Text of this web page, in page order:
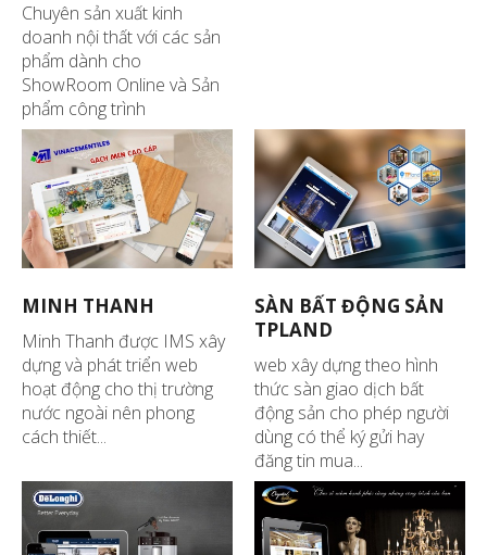
Chuyên sản xuất kinh
doanh nội thất với các sản
phẩm dành cho
ShowRoom Online và Sản
phẩm công trình
MINH THANH
Minh Thanh được IMS xây
dựng và phát triển web
hoạt động cho thị trường
nước ngoài nên phong
cách thiết...
SÀN BẤT ĐỘNG SẢN
TPLAND
web xây dựng theo hình
thức sàn giao dịch bất
động sản cho phép người
dùng có thể ký gửi hay
đăng tin mua...